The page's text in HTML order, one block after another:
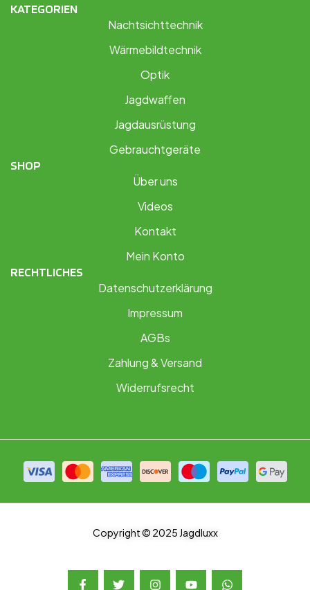
KATEGORIEN
Nachtsichttechnik
Wärmebildtechnik
Optik
Jagdwaffen
Jagdausrüstung
Gebrauchtgeräte
SHOP
Über uns
Videos
Kontakt
Mein Konto
RECHTLICHES
Datenschutzerklärung
Impressum
AGBs
Zahlung & Versand
Widerrufsrecht
Copyright © 2025 Jagdluxx